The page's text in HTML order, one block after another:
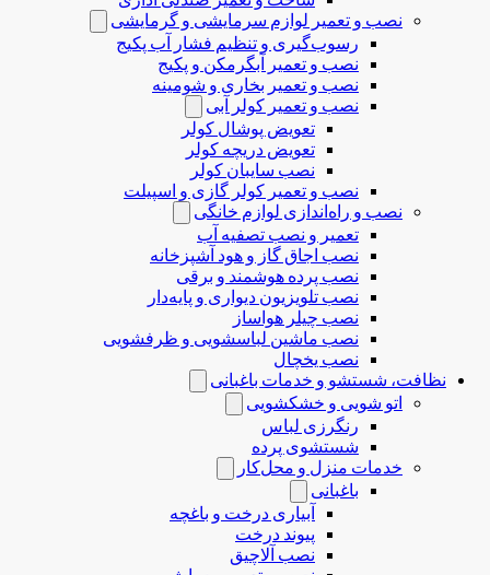
نصب و تعمیر لوازم سرمایشی و گرمایشی
رسوب‌گیری و تنظیم فشار آب پکیج
نصب و تعمیر آبگرمکن و پکیج
نصب و تعمیر بخاری و شومینه
نصب و تعمیر کولر آبی
تعویض پوشال کولر
تعویض دریچه کولر
نصب سایبان کولر
نصب و تعمیر کولر گازی و اسپیلت
نصب و راه‌اندازی لوازم خانگی
تعمیر و نصب تصفیه آب
نصب اجاق گاز و هود آشپزخانه
نصب پرده هوشمند و برقی
نصب تلویزیون دیواری و پایه‌دار
نصب چیلر هواساز
نصب ماشین لباسشویی و ظرفشویی
نصب یخچال
نظافت، شستشو و خدمات باغبانی
اتو شویی و خشکشویی
رنگرزی لباس
شستشوی پرده
خدمات منزل و محل‌کار
باغبانی
آبیاری درخت و باغچه
پیوند درخت
نصب آلاچیق